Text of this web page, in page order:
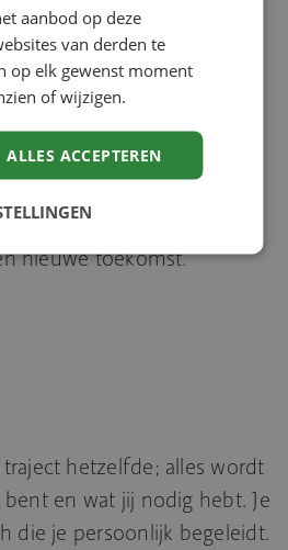
en vertrouwen, op
nieuwe toekomst.
hetzelfde; alles wordt
en wat jij nodig hebt. Je
die je persoonlijk begeleidt.
aanbod op deze
van derden te
op elk gewenst moment
of wijzigen.
ALLES ACCEPTEREN